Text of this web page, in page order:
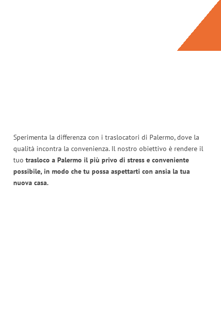
Sperimenta la differenza con i traslocatori di Palermo, dove la
qualità incontra la convenienza. Il nostro obiettivo è rendere il
tuo trasloco a Palermo il più privo di stress e conveniente
possibile, in modo che tu possa aspettarti con ansia la tua
nuova casa.